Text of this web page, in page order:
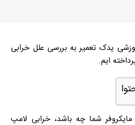
یدک تعمیر به بررسی علل خرابی
ایم.
شما چه باشد، خرابی لامپ